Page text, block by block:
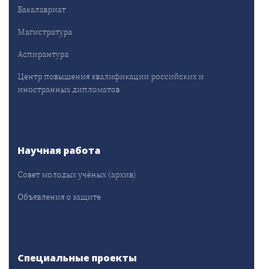
Бакалавриат
Магистратура
Аспирантура
Центр повышения квалификации российских и
иностранных дипломатов
Научная работа
Совет молодых учёных (архив)
Объявления о защите
Специальные проекты